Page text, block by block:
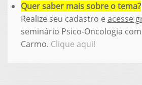
Quer saber mais sobre o tema?
Realize seu cadastro e acesse
seminário Psico-Oncologia
Carmo. Clique aqui!